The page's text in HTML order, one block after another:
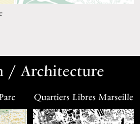
/ Architecture
Quartiers Libres Marseille